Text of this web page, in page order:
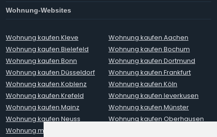
Wohnung-Websites
Wohnung kaufen Kleve
Wohnung kaufen Aachen
Wohnung kaufen Bielefeld
Wohnung kaufen Bochum
Wohnung kaufen Bonn
Wohnung kaufen Dortmund
Wohnung kaufen Düsseldorf
Wohnung kaufen Frankfurt
Wohnung kaufen Koblenz
Wohnung kaufen Köln
Wohnung kaufen Krefeld
Wohnung kaufen leverkusen
Wohnung kaufen Mainz
Wohnung kaufen Münster
Wohnung kaufen Neuss
Wohnung kaufen Oberhausen
Wohnung mieten Aachen